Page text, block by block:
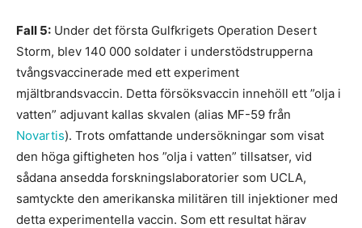
Fall 5: Under det första Gulfkrigets Operation Desert
Storm, blev 140 000 soldater i understödstrupperna
tvångsvaccinerade med ett experiment
mjältbrandsvaccin. Detta försöksvaccin innehöll ett ”olja i
vatten” adjuvant kallas skvalen (alias MF-59 från
Novartis). Trots omfattande undersökningar som visat
den höga giftigheten hos ”olja i vatten” tillsatser, vid
sådana ansedda forskningslaboratorier som UCLA,
samtyckte den amerikanska militären till injektioner med
detta experimentella vaccin. Som ett resultat härav